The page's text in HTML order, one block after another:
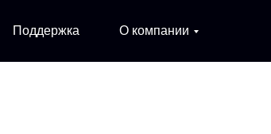
Поддержка О компании